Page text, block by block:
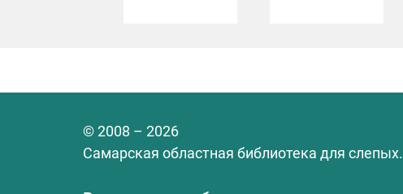
© 2008 – 2026
Самарская областная библиотека для слепых.